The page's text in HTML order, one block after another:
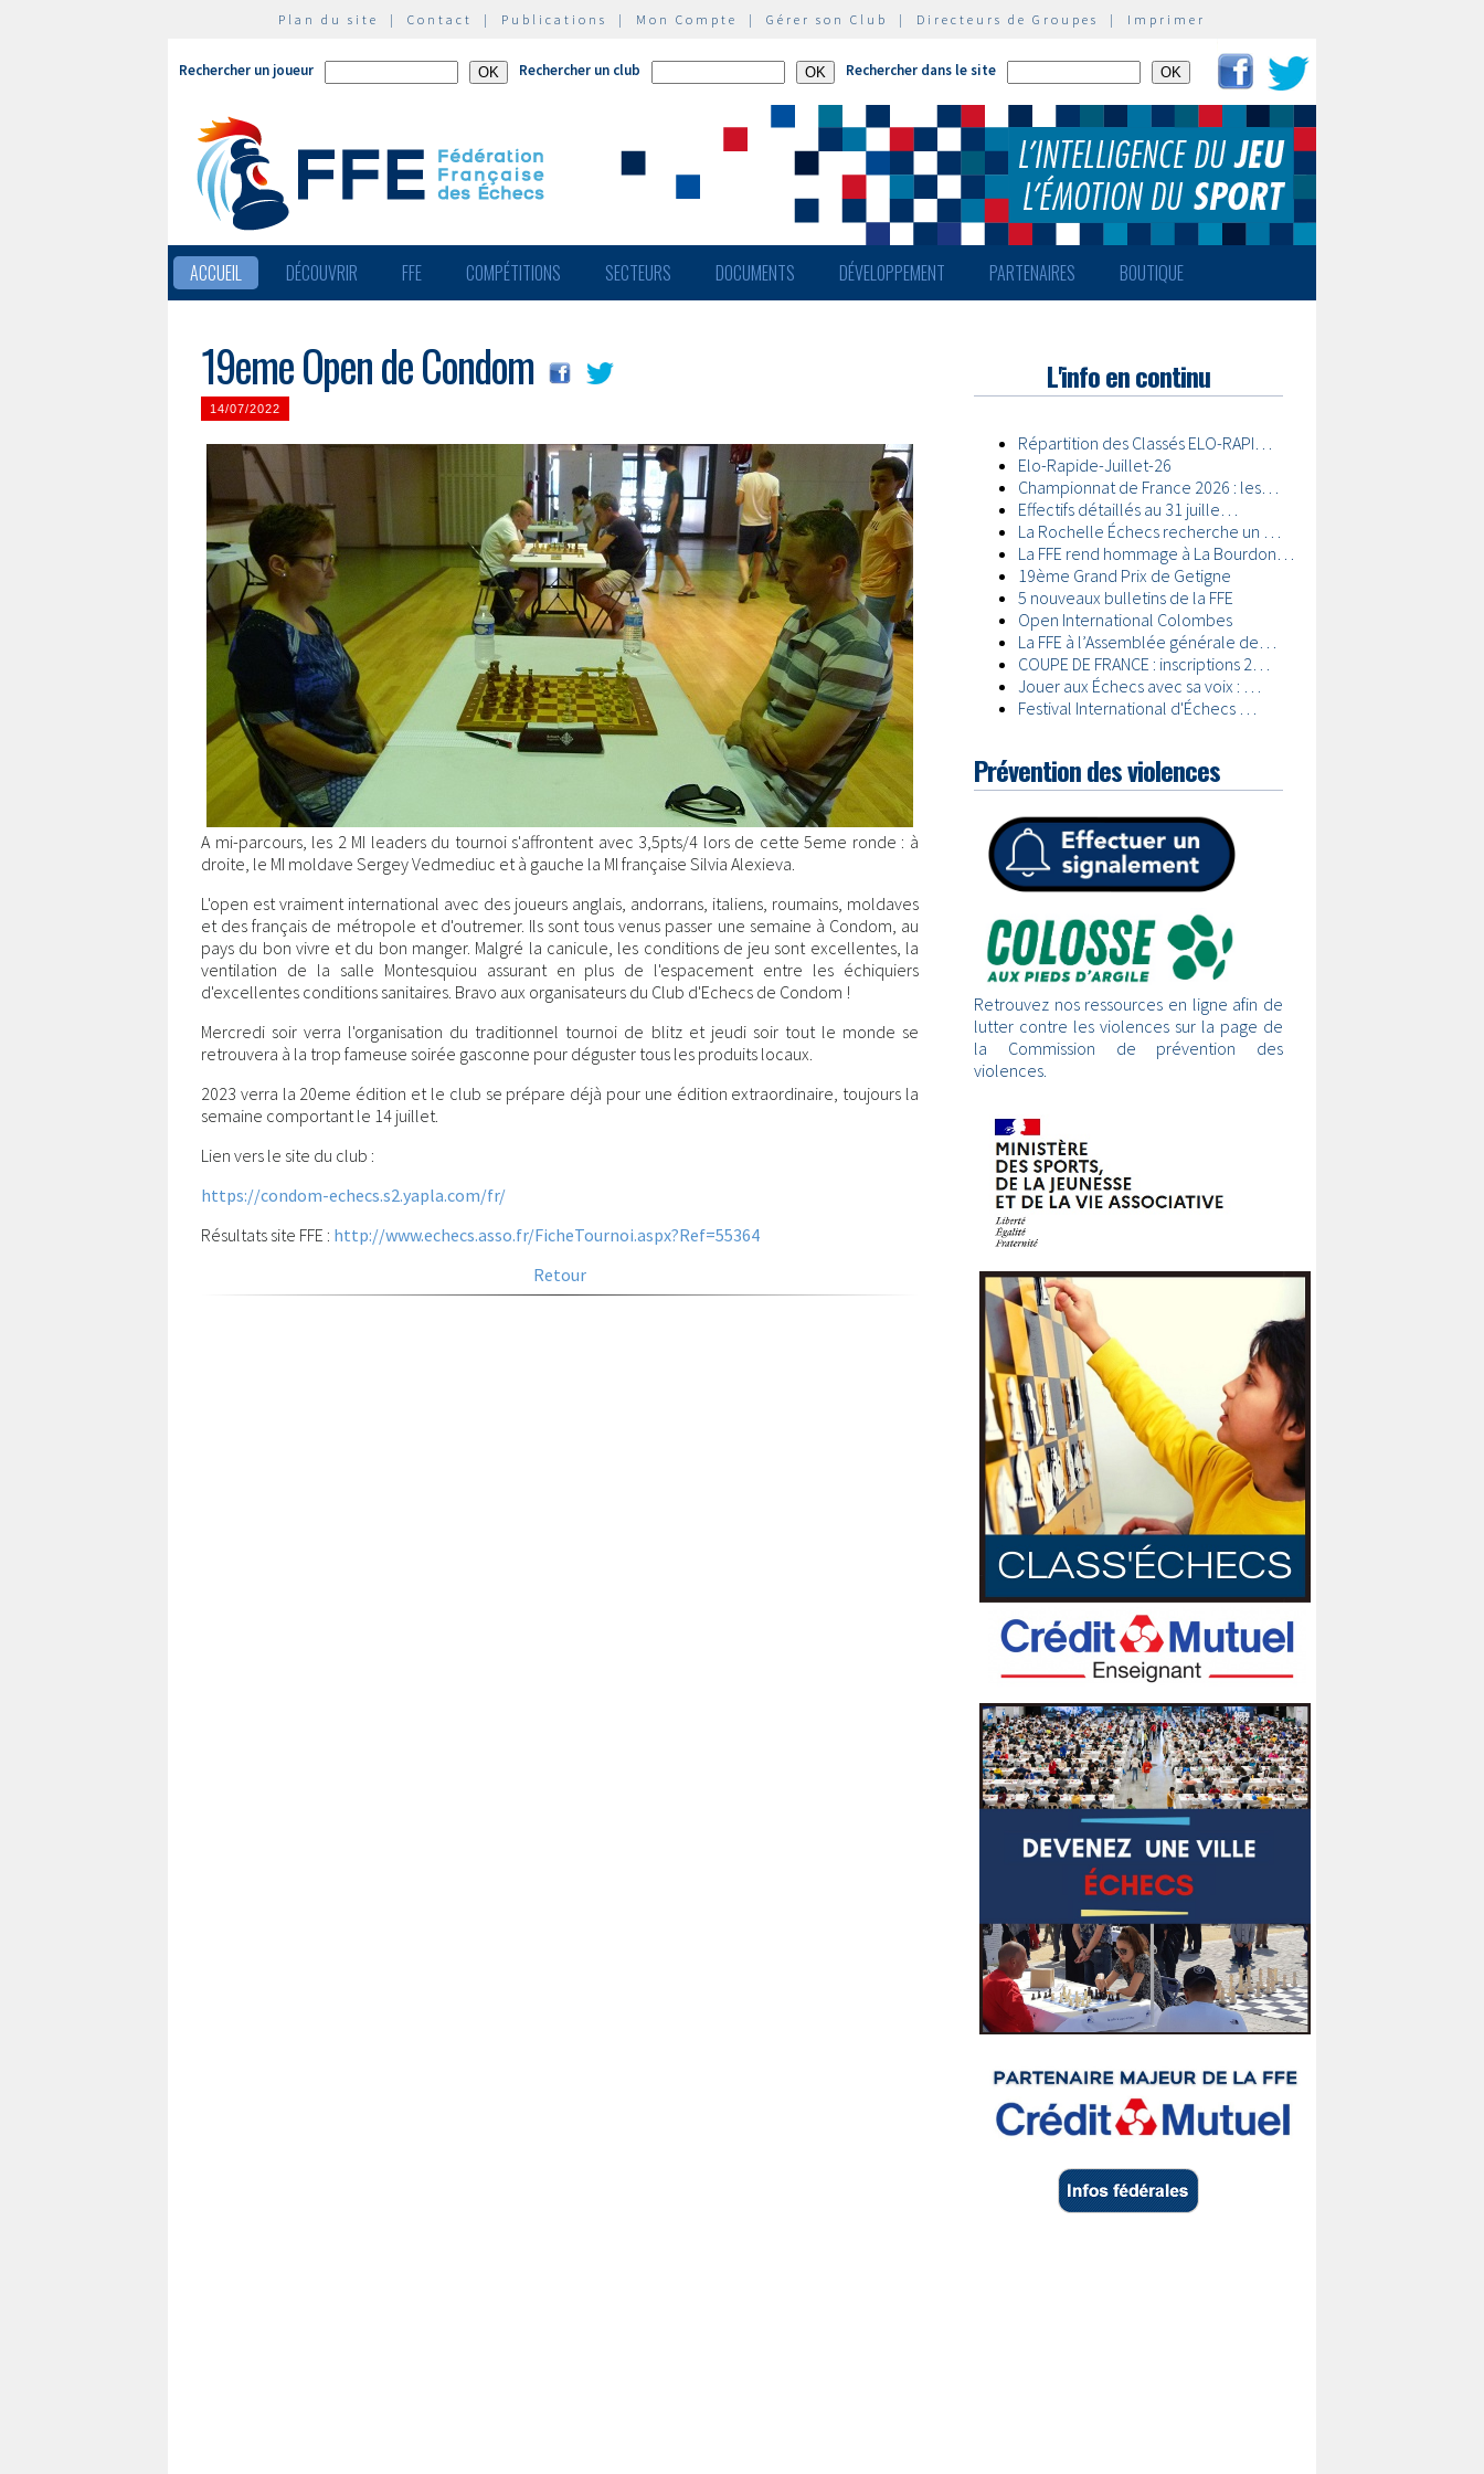
Plan du site | Contact | Publications | Mon Compte | Gérer son Club | Directeurs de Groupes | Imprimer
Rechercher un joueur Rechercher un club Rechercher dans le site
ACCUEIL DÉCOUVRIR FFE COMPÉTITIONS SECTEURS DOCUMENTS DÉVELOPPEMENT PARTENAIRES BOUTIQUE
19eme Open de Condom
14/07/2022
A mi-parcours, les 2 MI leaders du tournoi s'affrontent avec 3,5pts/4 lors de cette 5eme ronde : à
droite, le MI moldave Sergey Vedmediuc et à gauche la MI française Silvia Alexieva.
L'open est vraiment international avec des joueurs anglais, andorrans, italiens, roumains, moldaves
et des français de métropole et d'outremer. Ils sont tous venus passer une semaine à Condom, au
pays du bon vivre et du bon manger. Malgré la canicule, les conditions de jeu sont excellentes, la
ventilation de la salle Montesquiou assurant en plus de l'espacement entre les échiquiers
d'excellentes conditions sanitaires. Bravo aux organisateurs du Club d'Echecs de Condom !
Mercredi soir verra l'organisation du traditionnel tournoi de blitz et jeudi soir tout le monde se
retrouvera à la trop fameuse soirée gasconne pour déguster tous les produits locaux.
2023 verra la 20eme édition et le club se prépare déjà pour une édition extraordinaire, toujours la
semaine comportant le 14 juillet.
Lien vers le site du club :
https://condom-echecs.s2.yapla.com/fr/
Résultats site FFE : http://www.echecs.asso.fr/FicheTournoi.aspx?Ref=55364
Retour
L'info en continu
Prévention des violences
Retrouvez nos ressources en ligne afin de
lutter contre les violences sur la page de
la Commission de prévention des
violences.